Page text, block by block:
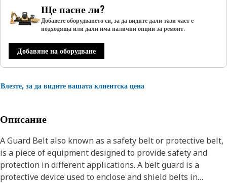
Ще пасне ли?
Добавете оборудването си, за да видите дали тази част е
подходяща или дали има налични опции за ремонт.
Добавяне на оборудване
Влезте, за да видите вашата клиентска цена
Описание
A Guard Belt also known as a safety belt or protective belt,
is a piece of equipment designed to provide safety and
protection in different applications. A belt guard is a
protective device used to enclose and shield belts in